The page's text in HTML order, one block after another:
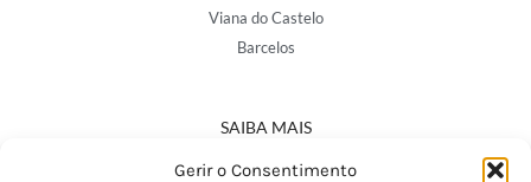
Gerir o Consentimento
Viana do Castelo
Barcelos
SAIBA MAIS
Política de Privacidade